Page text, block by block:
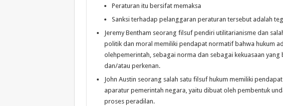
Peraturan itu bersifat memaksa
Sanksi terhadap pelanggaran peraturan tersebut adalah
Jeremy Bentham seorang filsuf pendiri utilitarianisme dan
politik dan moral memiliki pendapat normatif bahwa hukum
olehpemerintah, sebagai norma dan sebagai kekuasaan
dan/atau perkenan.
John Austin seorang salah satu filsuf hukum memiliki
aparatur pemerintah negara, yaitu dibuat oleh pembentuk
proses peradilan.